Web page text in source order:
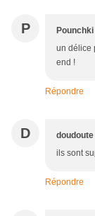
P Pounchki
un délice
end !
Répondre
D doudoute
ils sont
Répondre